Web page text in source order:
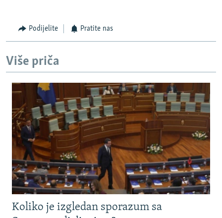
Podijelite Pratite nas
Više priča
Koliko je izgledan sporazum sa